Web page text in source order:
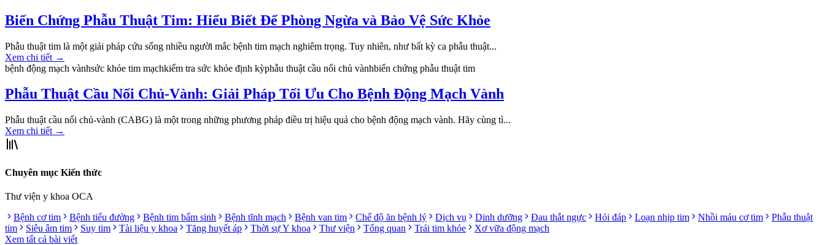
Biến Chứng Phẫu Thuật Tim: Hiểu Biết Để Phòng Ngừa và Bảo Vệ Sức Khỏe
Phẫu thuật tim là một giải pháp cứu sống nhiều người mắc bệnh tim mạch nghiêm trọng. Tuy nhiên, như bất kỳ ca phẫu thuật...
Xem chi tiết →
bệnh động mạch vànhsức khỏe tim mạchkiểm tra sức khỏe định kỳphẫu thuật cầu nối chủ vànhbiến chứng phẫu thuật tim
Phẫu Thuật Cầu Nối Chủ-Vành: Giải Pháp Tối Ưu Cho Bệnh Động Mạch Vành
Phẫu thuật cầu nối chủ-vành (CABG) là một trong những phương pháp điều trị hiệu quả cho bệnh động mạch vành. Hãy cùng tì...
Xem chi tiết →
Chuyên mục Kiến thức
Thư viện y khoa OCA
Bệnh cơ tim
Bệnh tiểu đường Bệnh tim bẩm sinh Bệnh tĩnh mạch Bệnh van tim Chế độ ăn bệnh lý Dịch vụ Dinh dưỡng Đau thắt ngực Hỏi đáp Loạn nhịp tim Nhồi máu cơ tim
Phẫu thuật
tim
Siêu âm tim Suy tim Tài liệu y khoa Tăng huyết áp Thời sự Y khoa Thư viện Tổng quan Trái tim khỏe
Xơ vữa động mạch
Xem tất cả bài viết